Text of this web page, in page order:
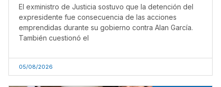
El exministro de Justicia sostuvo que la detención del
expresidente fue consecuencia de las acciones
emprendidas durante su gobierno contra Alan García.
También cuestionó el
05/08/2026